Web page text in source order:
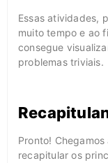
Essas atividades,
muito tempo e ao
consegue
problemas triviais.
Pronto!
recapitular os